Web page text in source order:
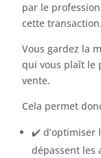
par le
cette transaction.
Vous gardez la
qui vous plaît le
vente.
Cela permet
✔️ d’optimiser
dépassent les